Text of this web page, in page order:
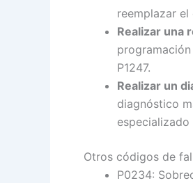
reemplazar
Realizar una
P1247.
Realizar un
diagnóstico
Otros códigos de
P0234: